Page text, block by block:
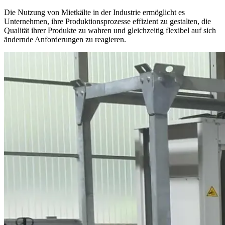
Die Nutzung von Mietkälte in der Industrie ermöglicht es
Unternehmen, ihre Produktionsprozesse effizient zu gestalten, die
Qualität ihrer Produkte zu wahren und gleichzeitig flexibel auf sich
ändernde Anforderungen zu reagieren.